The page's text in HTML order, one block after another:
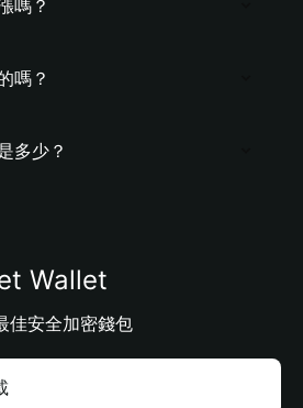
嗎？
嗎？
多少？
Wallet
佳安全加密錢包